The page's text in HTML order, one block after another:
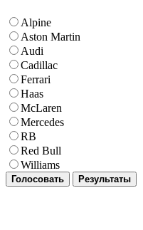
Alpine
Aston Martin
Audi
Cadillac
Ferrari
Haas
McLaren
Mercedes
RB
Red Bull
Williams
Голосовать Результаты